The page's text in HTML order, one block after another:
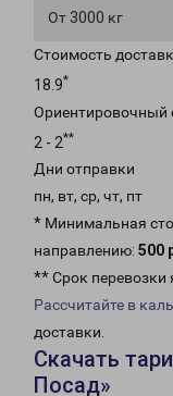
От 3000 кг
Стоимость
18.9*
Ориентировочный
2 - 2**
Дни отправки
пн, вт, ср, чт, пт
* Минимальная
направлению: 500
** Срок перевозки
Рассчитайте в
доставки.
Скачать
Посад»